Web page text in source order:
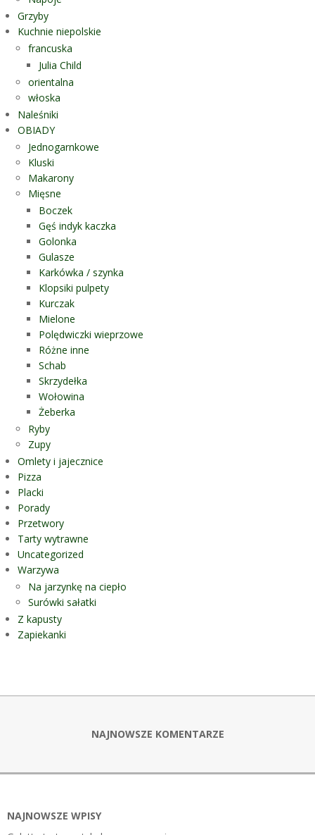
Grzyby
Kuchnie niepolskie
francuska
Julia Child
orientalna
włoska
Naleśniki
OBIADY
Jednogarnkowe
Kluski
Makarony
Mięsne
Boczek
Gęś indyk kaczka
Golonka
Gulasze
Karkówka / szynka
Klopsiki pulpety
Kurczak
Mielone
Polędwiczki wieprzowe
Różne inne
Schab
Skrzydełka
Wołowina
Żeberka
Ryby
Zupy
Omlety i jajecznice
Pizza
Placki
Porady
Przetwory
Tarty wytrawne
Uncategorized
Warzywa
Na jarzynkę na ciepło
Surówki sałatki
Z kapusty
Zapiekanki
NAJNOWSZE KOMENTARZE
NAJNOWSZE WPISY